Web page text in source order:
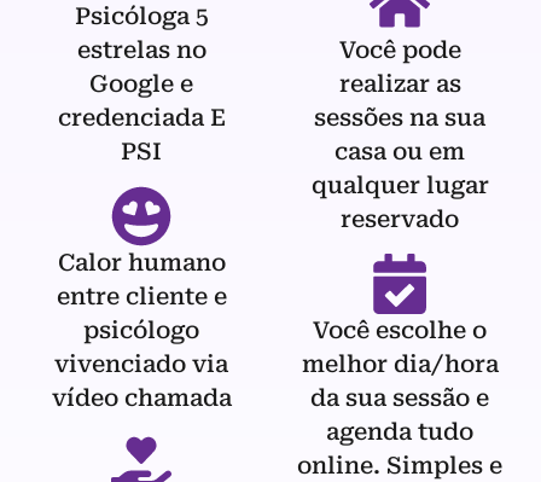
Psicóloga 5
estrelas no
Google e
credenciada E
PSI
Calor humano
entre cliente e
psicólogo
vivenciado via
vídeo chamada
Você pode
realizar as
sessões na sua
casa ou em
qualquer lugar
reservado
Você escolhe o
melhor dia/hora
da sua sessão e
agenda tudo
online. Simples e